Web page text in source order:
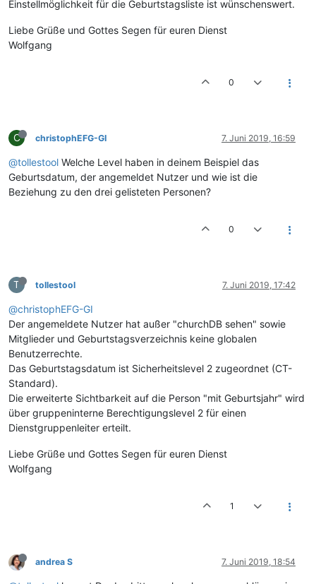
Einstellmöglichkeit für die Geburtstagsliste ist wünschenswert.
Liebe Grüße und Gottes Segen für euren Dienst
Wolfgang
0
C christophEFG-GI 7. Juni 2019, 16:59
@tollestool Welche Level haben in deinem Beispiel das
Geburtsdatum, der angemeldet Nutzer und wie ist die
Beziehung zu den drei gelisteten Personen?
0
T tollestool 7. Juni 2019, 17:42
@christophEFG-GI
Der angemeldete Nutzer hat außer "churchDB sehen" sowie
Mitglieder und Geburtstagsverzeichnis keine globalen
Benutzerrechte.
Das Geburtstagsdatum ist Sicherheitslevel 2 zugeordnet (CT-
Standard).
Die erweiterte Sichtbarkeit auf die Person "mit Geburtsjahr" wird
über gruppeninterne Berechtigungslevel 2 für einen
Dienstgruppenleiter erteilt.
Liebe Grüße und Gottes Segen für euren Dienst
Wolfgang
1
andrea S 7. Juni 2019, 18:54